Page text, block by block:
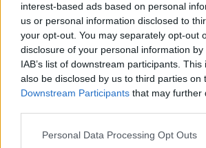
interest-based ads based on personal
us or personal information disclosed to
your opt-out. You may separately opt-out
disclosure of your personal information
IAB’s list of downstream participants.
also be disclosed by us to third parties on
Downstream Participants that may further
Please note that this website/app uses
Personal Data Processing Opt Outs
FELSZÁMOLÁS ALÁ KERÜLT A
TÁRSAI KFT.
2024. június. 25. 14:28
A cégbirodalom másik cégével, a Muros
két végrehajtás is megindult.
ÚJABB VÉGREHAJTÁS JELENT
ÍRTAK KI